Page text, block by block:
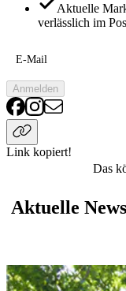
Aktuelle
verlässlich im
E-Mail
Anmelden
Link kopiert!
Das
Aktuelle